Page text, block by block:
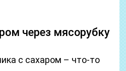
через мясорубку
с сахаром – что-то